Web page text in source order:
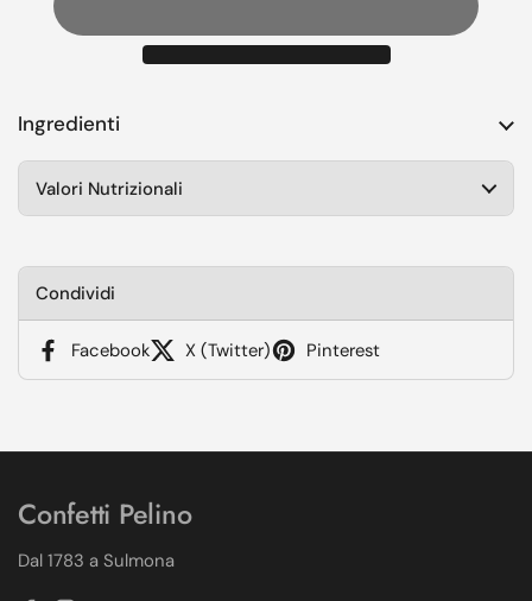
Ingredienti
Valori Nutrizionali
Condividi
Facebook X (Twitter) Pinterest
Confetti Pelino
Dal 1783 a Sulmona